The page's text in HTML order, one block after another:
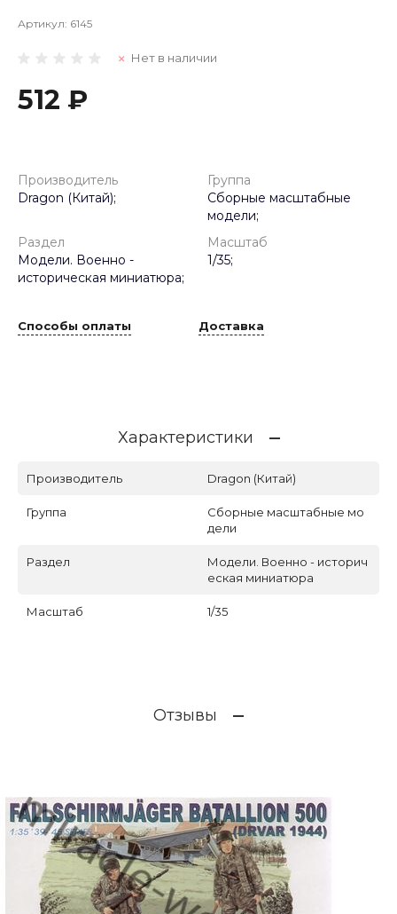
Артикул: 6145
Нет в наличии
512 ₽
Производитель
Dragon (Китай);
Группа
Сборные масштабные
модели;
Раздел
Модели. Военно -
историческая миниатюра;
Масштаб
1/35;
Способы оплаты Доставка
Характеристики
Производитель Dragon (Китай)
Группа
Сборные масштабные мо
дели
Раздел
Модели. Военно - историч
еская миниатюра
Масштаб 1/35
Отзывы